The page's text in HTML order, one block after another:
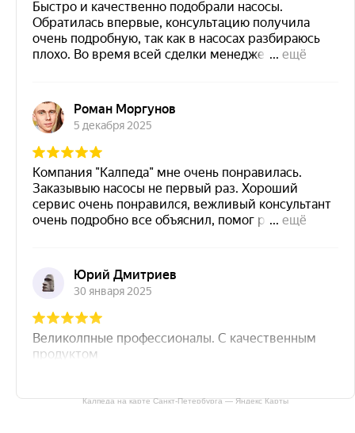
Калпеда на карте Санкт‑Петербурга — Яндекс Карты